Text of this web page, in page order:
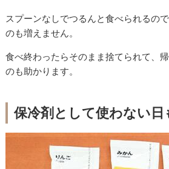
スプーンなしでつるんと食べられるの
のも増えません。
食べ終わったらそのまま捨てられて、
のも助かります。
保冷剤として使わない日